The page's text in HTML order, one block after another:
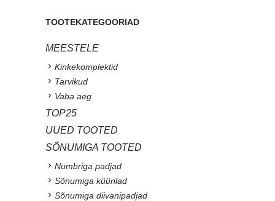
TOOTEKATEGOORIAD
MEESTELE
Kinkekomplektid
Tarvikud
Vaba aeg
TOP25
UUED TOOTED
SÕNUMIGA TOOTED
Numbriga padjad
Sõnumiga küünlad
Sõnumiga diivanipadjad